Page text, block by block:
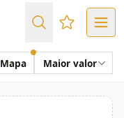
Favoritos
Mapa Maior valor